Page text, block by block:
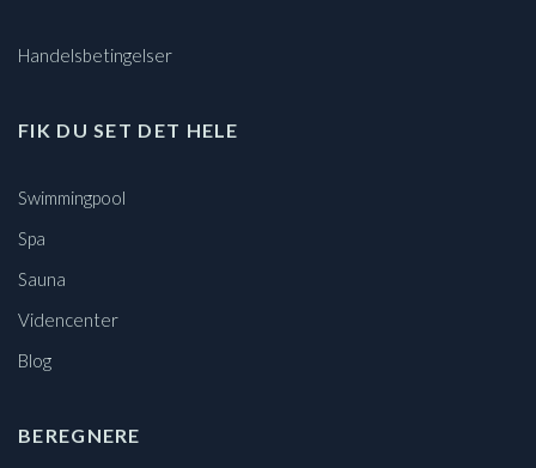
Handelsbetingelser
FIK DU SET DET HELE
Swimmingpool
Spa
Sauna
Videncenter
Blog
BEREGNERE